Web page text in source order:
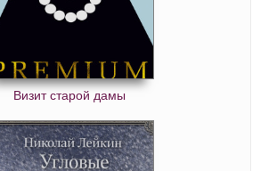
Визит старой дамы